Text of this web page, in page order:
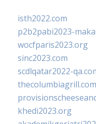
isth2022.com
p2b2pabi2023-
wocfparis2023.org
sinc2023.com
scdlqatar2022-
thecolumbiagrill.com
khedi2023.org